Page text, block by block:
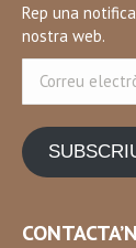
Rep una
nostra web.
electrònic